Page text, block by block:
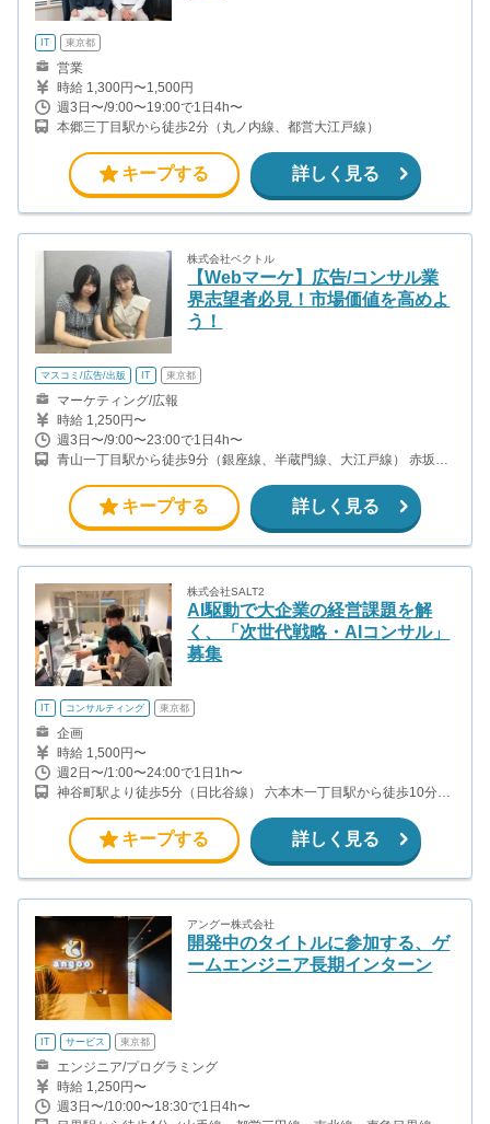
IT 東京都
営業
時給 1,300円〜1,500円
週3日〜/9:00〜19:00で1日4h〜
本郷三丁目駅から徒歩2分（丸ノ内線、都営大江戸線）
キープする 詳しく見る
株式会社ベクトル
【Webマーケ】広告/コンサル業
界志望者必見！市場価値を高めよ
う！
マスコミ/広告/出版 IT 東京都
マーケティング/広報
時給 1,250円〜
週3日〜/9:00〜23:00で1日4h〜
青山一丁目駅から徒歩9分（銀座線、半蔵門線、大江戸線） 赤坂駅
キープする 詳しく見る
株式会社SALT2
AI駆動で大企業の経営課題を解
く、「次世代戦略・AIコンサル」
募集
IT コンサルティング 東京都
企画
時給 1,500円〜
週2日〜/1:00〜24:00で1日1h〜
神谷町駅より徒歩5分（日比谷線） 六本木一丁目駅から徒歩10分
キープする 詳しく見る
アングー株式会社
開発中のタイトルに参加する、ゲ
ームエンジニア長期インターン
IT サービス 東京都
エンジニア/プログラミング
時給 1,250円〜
週3日〜/10:00〜18:30で1日4h〜